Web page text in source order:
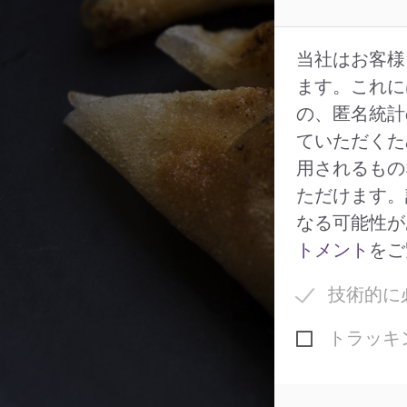
当社はお客
ます。これ
の、匿名統
ていただく
用されるも
ただけます
なる可能性
トメント を
技術的
トラッ